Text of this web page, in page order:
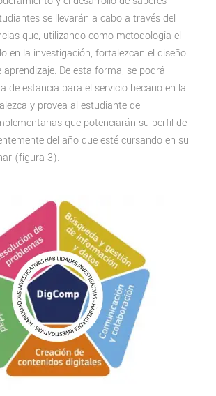
se llevarán a cabo a través del
que, utilizando como metodología el
en la investigación, fortalezcan el diseño
aprendizaje. De esta forma, se podrá
de estancia para el servicio becario en la
y provea al estudiante de
que potenciarán su perfil de
del año que esté cursando en su
(figura 3).